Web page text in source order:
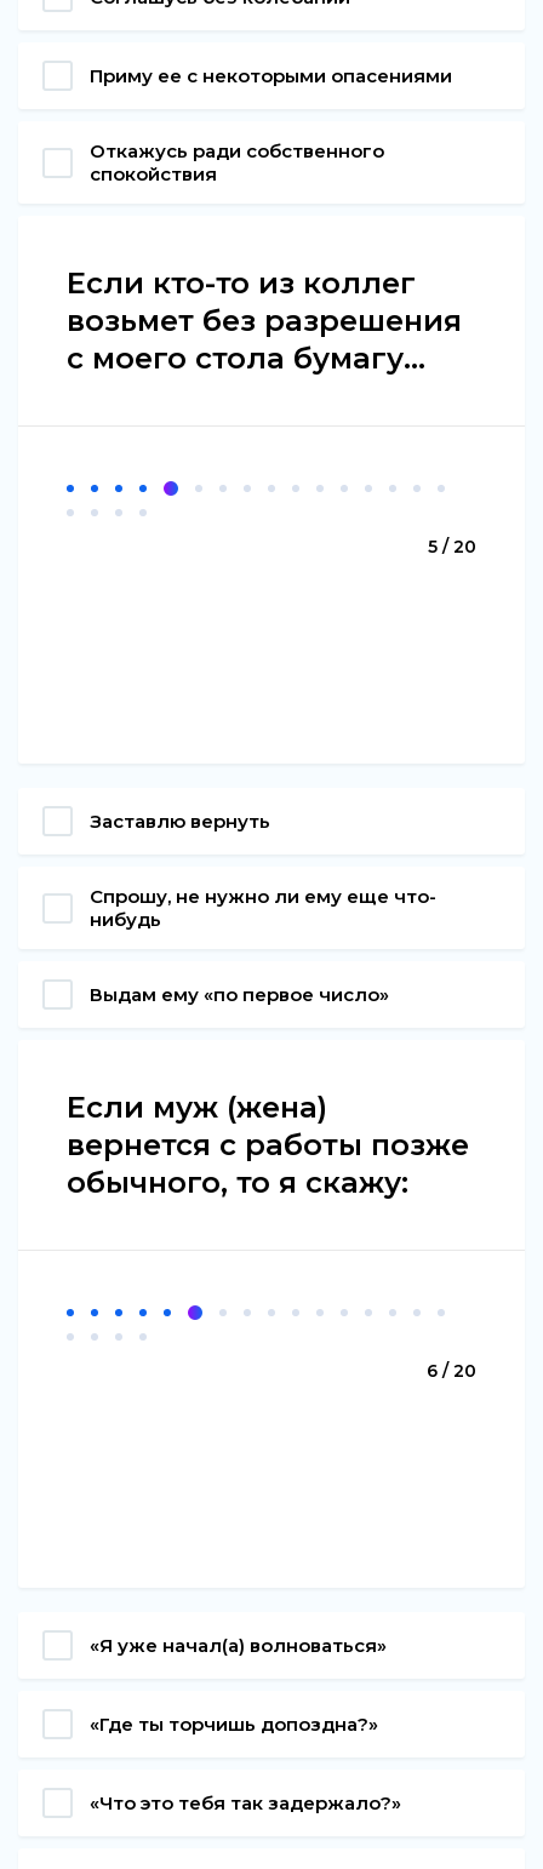
Приму ее с некоторыми опасениями
Откажусь ради собственного
спокойствия
Если кто-то из коллег
возьмет без разрешения
с моего стола бумагу...
5 / 20
Заставлю вернуть
Спрошу, не нужно ли ему еще что-
нибудь
Выдам ему «по первое число»
Если муж (жена)
вернется с работы позже
обычного, то я скажу:
6 / 20
«Я уже начал(а) волноваться»
«Где ты торчишь допоздна?»
«Что это тебя так задержало?»